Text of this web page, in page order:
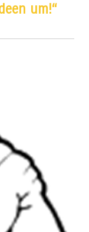
um!“